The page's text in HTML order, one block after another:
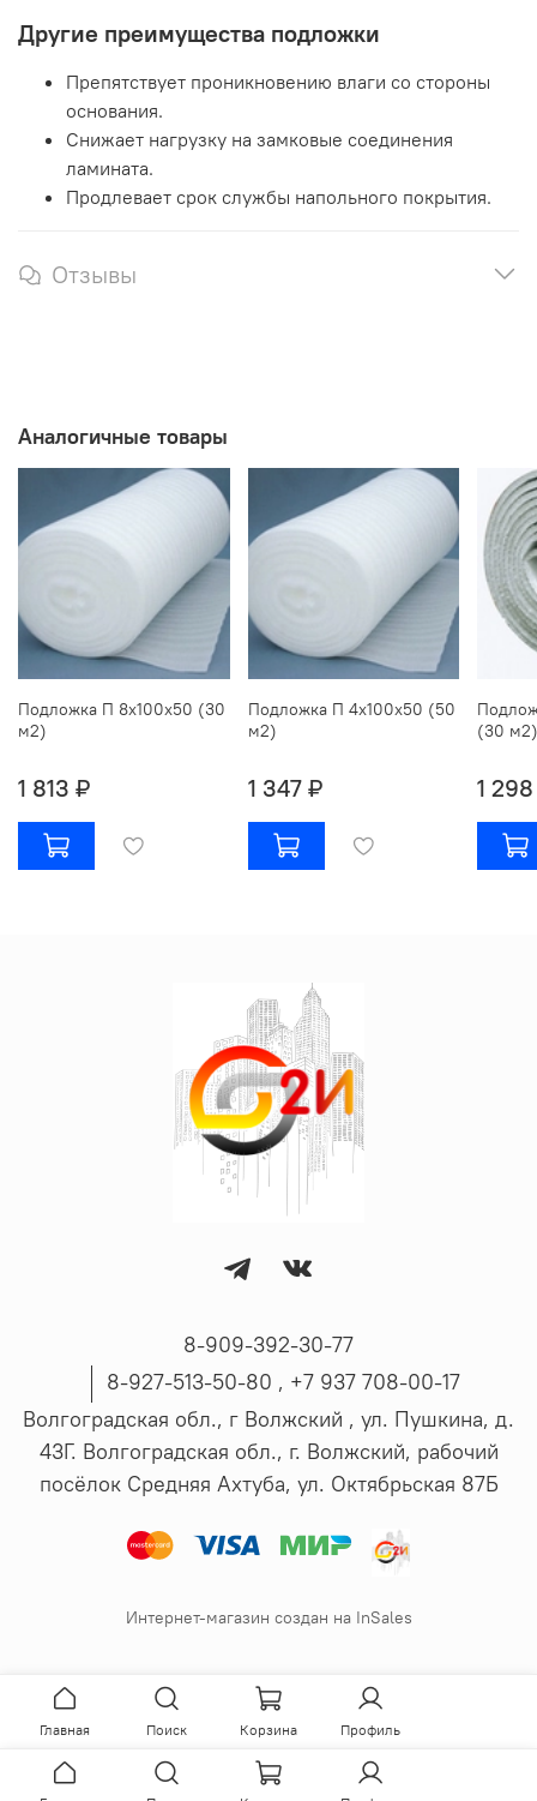
Другие преимущества подложки
Препятствует проникновению влаги со стороны
основания.
Снижает нагрузку на замковые соединения
ламината.
Продлевает срок службы напольного покрытия.
Отзывы
Аналогичные товары
Подложка П 8х100х50 (30
м2)
1 813 ₽
Подложка П 4х100х50 (50
м2)
1 347 ₽
(30 м2)
1
8-909-392-30-77
8-927-513-50-80 , ‪+7 937 708-00-17
Волгоградская обл., г Волжский , ул. Пушкина, д.
43Г. Волгоградская обл., г. Волжский, рабочий
посёлок Средняя Ахтуба, ул. Октябрьская 87Б
Интернет-магазин создан на InSales
Главная Поиск Корзина Профиль